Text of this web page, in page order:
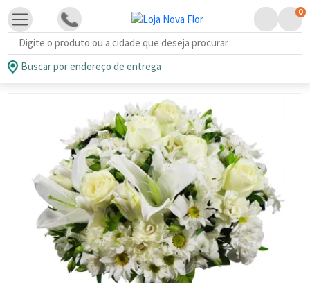
Busca de produtos
0
Buscar por endereço de entrega